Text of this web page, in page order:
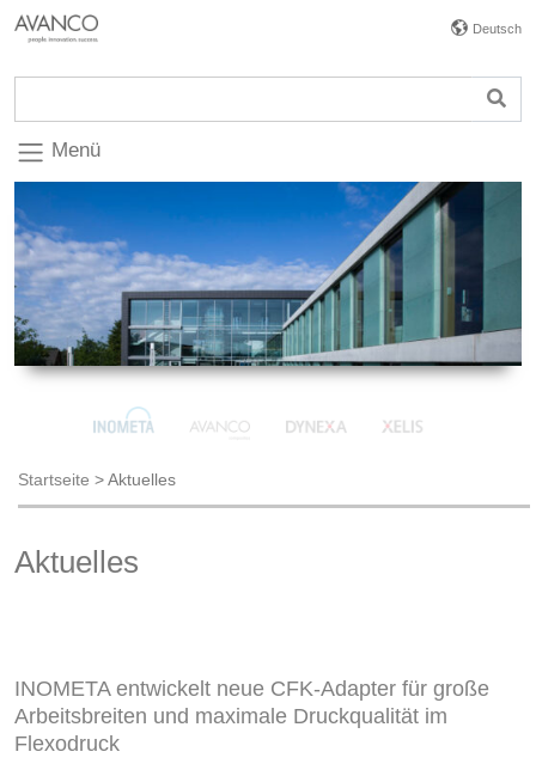
Deutsch
Menü
Startseite >Aktuelles
Aktuelles
INOMETA entwickelt neue CFK-Adapter für große
Arbeitsbreiten und maximale Druckqualität im
Flexodruck